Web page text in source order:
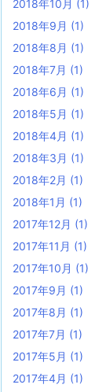
2018年10月 (1)
2018年9月 (1)
2018年8月 (1)
2018年7月 (1)
2018年6月 (1)
2018年5月 (1)
2018年4月 (1)
2018年3月 (1)
2018年2月 (1)
2018年1月 (1)
2017年12月 (1)
2017年11月 (1)
2017年10月 (1)
2017年9月 (1)
2017年8月 (1)
2017年7月 (1)
2017年5月 (1)
2017年4月 (1)